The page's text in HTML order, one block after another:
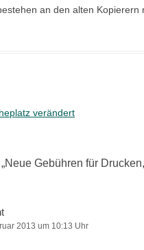
an den alten Kopierern
verändert
Neue Gebühren für
2013 um 10:13 Uhr